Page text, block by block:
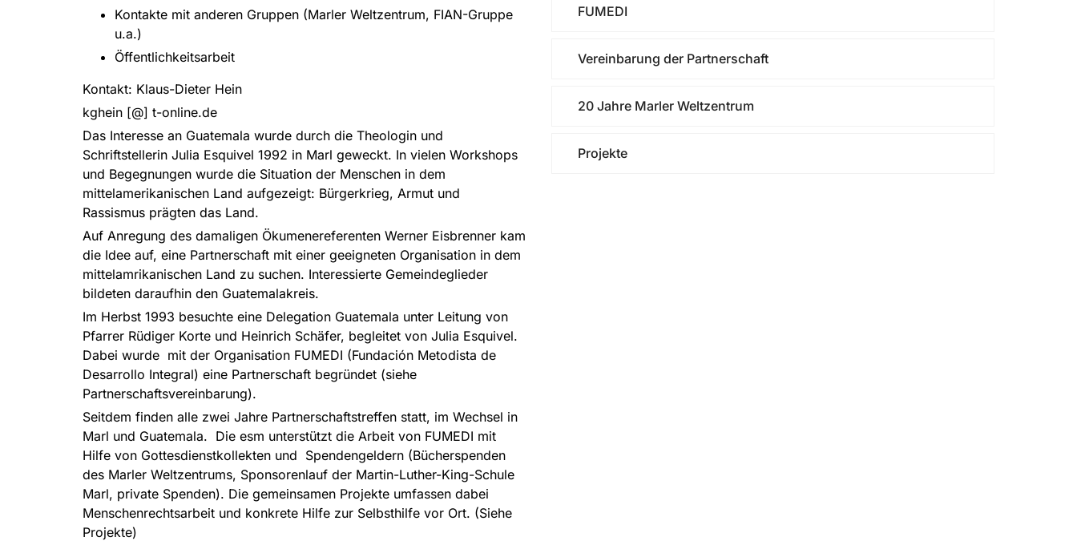
Kontakte mit anderen Gruppen (Marler Weltzentrum, FIAN-Gruppe
u.a.)
Öffentlichkeitsarbeit
Kontakt: Klaus-Dieter Hein
kghein [@] t-online.de
Das Interesse an Guatemala wurde durch die Theologin und
Schriftstellerin Julia Esquivel 1992 in Marl geweckt. In vielen Workshops
und Begegnungen wurde die Situation der Menschen in dem
mittelamerikanischen Land aufgezeigt: Bürgerkrieg, Armut und
Rassismus prägten das Land.
Auf Anregung des damaligen Ökumenereferenten Werner Eisbrenner kam
die Idee auf, eine Partnerschaft mit einer geeigneten Organisation in dem
mittelamrikanischen Land zu suchen. Interessierte Gemeindeglieder
bildeten daraufhin den Guatemalakreis.
Im Herbst 1993 besuchte eine Delegation Guatemala unter Leitung von
Pfarrer Rüdiger Korte und Heinrich Schäfer, begleitet von Julia Esquivel.
Dabei wurde mit der Organisation FUMEDI (Fundación Metodista de
Desarrollo Integral) eine Partnerschaft begründet (siehe
Partnerschaftsvereinbarung).
Seitdem finden alle zwei Jahre Partnerschaftstreffen statt, im Wechsel in
Marl und Guatemala. Die esm unterstützt die Arbeit von FUMEDI mit
Hilfe von Gottesdienstkollekten und Spendengeldern (Bücherspenden
des Marler Weltzentrums, Sponsorenlauf der Martin-Luther-King-Schule
Marl, private Spenden). Die gemeinsamen Projekte umfassen dabei
Menschenrechtsarbeit und konkrete Hilfe zur Selbsthilfe vor Ort. (Siehe
Projekte)
FUMEDI
Vereinbarung der Partnerschaft
20 Jahre Marler Weltzentrum
Projekte